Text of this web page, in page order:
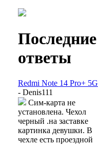
Последние
ответы
Redmi Note 14 Pro+ 5G
- Denis111
Сим-карта не
установлена. Чехол
черный .на заставке
картинка девушки. В
чехле есть проездной